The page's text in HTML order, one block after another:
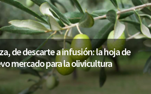
de descarte a infusión: la hoja de
mercado para la olivicultura